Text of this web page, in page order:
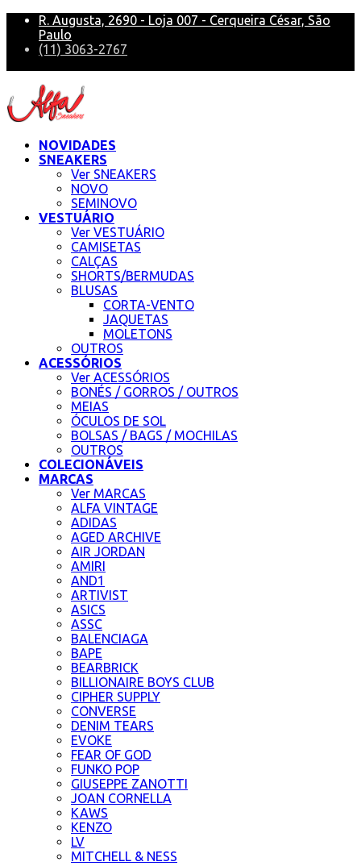
R. Augusta, 2690 - Loja 007 - Cerqueira César, São
Paulo
(11) 3063-2767
NOVIDADES
SNEAKERS
Ver SNEAKERS
NOVO
SEMINOVO
VESTUÁRIO
Ver VESTUÁRIO
CAMISETAS
CALÇAS
SHORTS/BERMUDAS
BLUSAS
CORTA-VENTO
JAQUETAS
MOLETONS
OUTROS
ACESSÓRIOS
Ver ACESSÓRIOS
BONÉS / GORROS / OUTROS
MEIAS
ÓCULOS DE SOL
BOLSAS / BAGS / MOCHILAS
OUTROS
COLECIONÁVEIS
MARCAS
Ver MARCAS
ALFA VINTAGE
ADIDAS
AGED ARCHIVE
AIR JORDAN
AMIRI
AND1
ARTIVIST
ASICS
ASSC
BALENCIAGA
BAPE
BEARBRICK
BILLIONAIRE BOYS CLUB
CIPHER SUPPLY
CONVERSE
DENIM TEARS
EVOKE
FEAR OF GOD
FUNKO POP
GIUSEPPE ZANOTTI
JOAN CORNELLA
KAWS
KENZO
LV
MITCHELL & NESS